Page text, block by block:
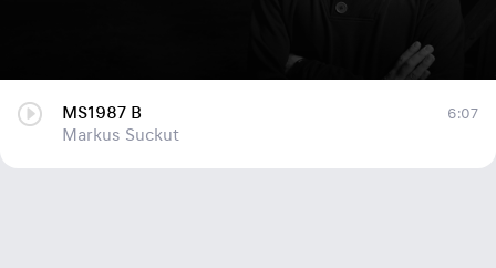
MS1987 B
Markus Suckut
6:07